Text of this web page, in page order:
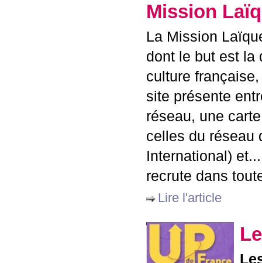
Mission
La Mission
dont le but est la
culture
site présente
réseau, une
celles du réseau
International)
recrute dans
Lire l'article